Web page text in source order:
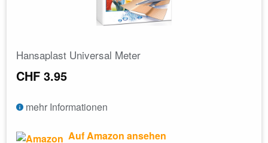
Hansaplast Universal Meter
CHF 3.95
mehr Informationen
Auf Amazon ansehen